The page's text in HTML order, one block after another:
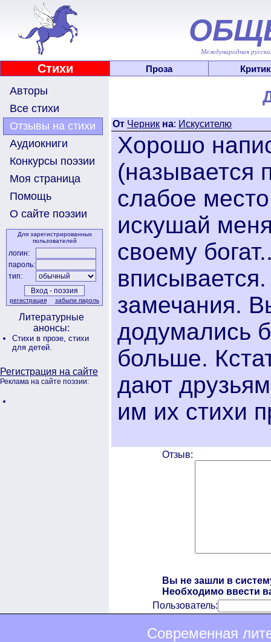
Международная
Стихи Проза
Авторы
Все стихи
Отзывы на стихи
Аудиокниги
Конкурсы поэзии
Моя страница
Помощь
О сайте поэзии
Для зарегистрированных
пользователей
логин:
пароль:
тип:
регистрация забыли пароль
Литературные
анонсы:
Стихи в прозе, стихи
для детей.
Регистрация на сайте
Реклама на сайте поэзии:
От Черник на: Искусителю
Хорошо
(называется
слабое
искушай
своему
замечания.
додумались
больше.
дают
им их стихи
Отзыв:
Вы не зашли в
Необходимо ввести
Пользователь:
Современная